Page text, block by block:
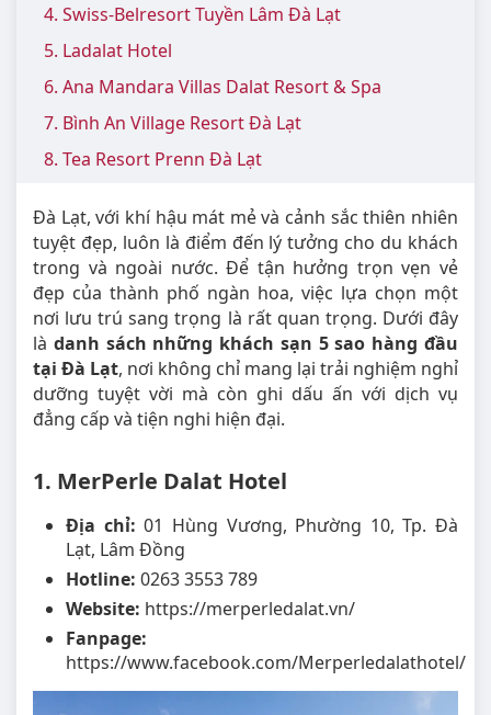
4. Swiss-Belresort Tuyền Lâm Đà Lạt
5. Ladalat Hotel
6. Ana Mandara Villas Dalat Resort & Spa
7. Bình An Village Resort Đà Lạt
8. Tea Resort Prenn Đà Lạt
Đà Lạt, với khí hậu mát mẻ và cảnh sắc thiên nhiên
tuyệt đẹp, luôn là điểm đến lý tưởng cho du khách
trong và ngoài nước. Để tận hưởng trọn vẹn vẻ
đẹp của thành phố ngàn hoa, việc lựa chọn một
nơi lưu trú sang trọng là rất quan trọng. Dưới đây
là danh sách những khách sạn 5 sao hàng đầu
tại Đà Lạt, nơi không chỉ mang lại trải nghiệm nghỉ
dưỡng tuyệt vời mà còn ghi dấu ấn với dịch vụ
đẳng cấp và tiện nghi hiện đại.
1. MerPerle Dalat Hotel
Địa chỉ: 01 Hùng Vương, Phường 10, Tp. Đà
Lạt, Lâm Đồng
Hotline: 0263 3553 789
Website: https://merperledalat.vn/
Fanpage:
https://www.facebook.com/Merperledalathotel/